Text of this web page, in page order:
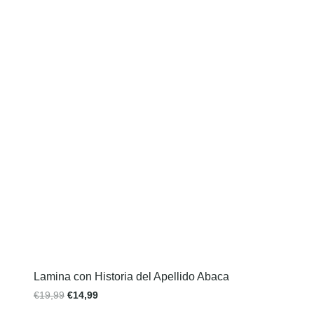
Lamina con Historia del Apellido Abaca
€19,99 €14,99